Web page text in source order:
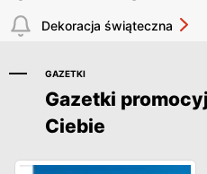
Dekoracja świąteczna
GAZETKI
Gazetki
Ciebie